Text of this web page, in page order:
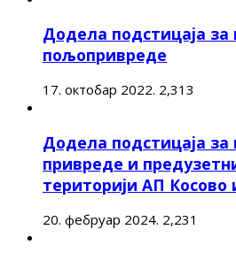
Додела подстицаја за
пољопривреде
17. октобар 2022. 2,313
Додела подстицаја за
привреде и
територији АП Косово
20. фебруар 2024. 2,231